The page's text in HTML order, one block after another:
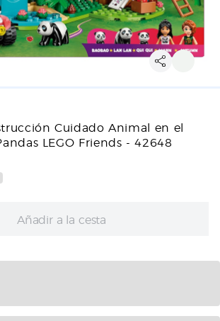
Cuidado Animal en el
LEGO Friends - 42648
Añadir a la cesta